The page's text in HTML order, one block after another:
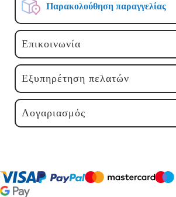
Παρακολούθηση παραγγελίας
Επικοινωνία
Εξυπηρέτηση πελατών
Λογαριασμός